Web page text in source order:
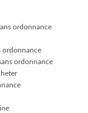
ordonnance
ordonnance
ordonnance